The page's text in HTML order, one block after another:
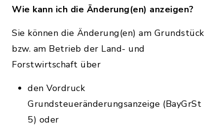
Wie kann ich die Änderung(en) anzeigen?
Sie können die Änderung(en) am Grundstück
bzw. am Betrieb der Land- und
Forstwirtschaft über
den Vordruck
Grundsteueränderungsanzeige (BayGrSt
5) oder